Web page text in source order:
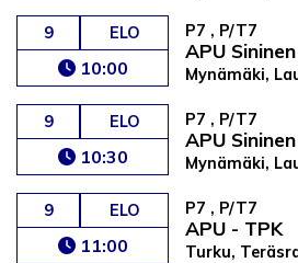
9 ELO
10:00
P7 , P/T7
APU
Mynämäki,
9 ELO
10:30
P7 , P/T7
APU
Mynämäki,
9 ELO
11:00
P7 , P/T7
APU - TPK
Turku,